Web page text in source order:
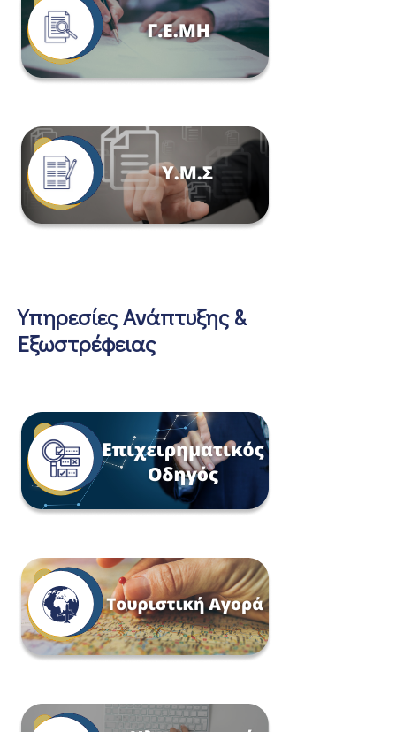
Υπηρεσίες Ανάπτυξης &
Εξωστρέφειας